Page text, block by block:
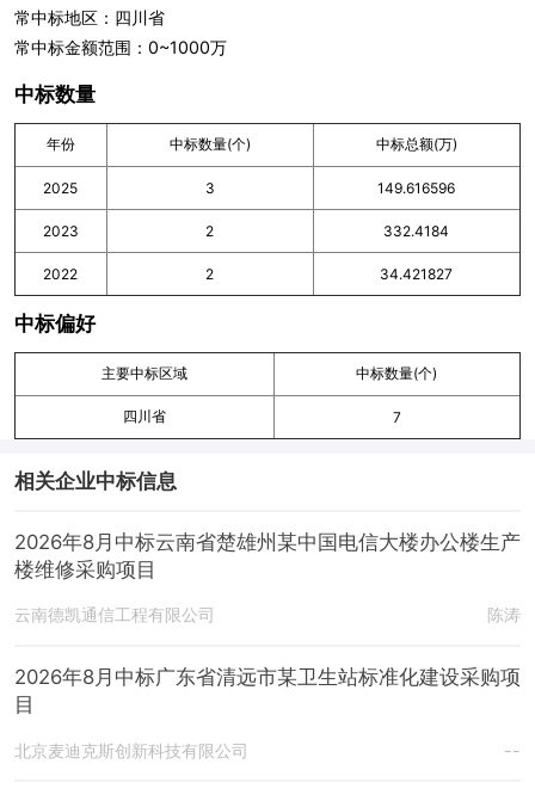
常中标地区：四川省
常中标金额范围：0~1000万
中标数量
年份 中标数量(个) 中标总额(万)
2025 3 149.616596
2023 2 332.4184
2022 2 34.421827
中标偏好
主要中标区域 中标数量(个)
四川省 7
相关企业中标信息
2026年8月中标云南省楚雄州某中国电信大楼办公楼生产
楼维修采购项目
云南德凯通信工程有限公司 陈涛
2026年8月中标广东省清远市某卫生站标准化建设采购项
目
北京麦迪克斯创新科技有限公司 --